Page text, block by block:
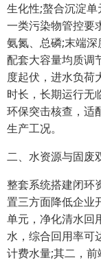
生化性;螯合沉淀
一类污染物管控要
氨氮、总磷;末端
配套大容量均质调
度起伏，进水负荷
时长，长期运行无
环保突击核查，适
生产工况。
二、水资源与固废
整套系统搭建闭环
置三方面降低企业
单元，净化清水回
水，综合回用率可
计费水量;其二，